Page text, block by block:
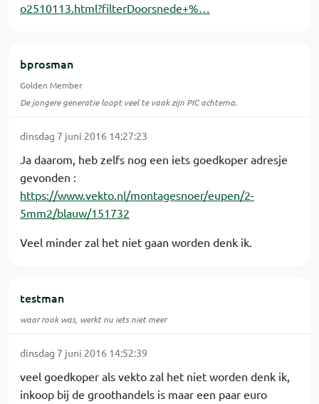
o2510113.html?filterDoorsnede+%…
bprosman
Golden Member
De jongere generatie loopt veel te vaak zijn PIC achterna.
dinsdag 7 juni 2016 14:27:23
Ja daarom, heb zelfs nog een iets goedkoper adresje
gevonden :
https://www.vekto.nl/montagesnoer/eupen/2-
5mm2/blauw/151732
Veel minder zal het niet gaan worden denk ik.
testman
waar rook was, werkt nu iets niet meer
dinsdag 7 juni 2016 14:52:39
veel goedkoper als vekto zal het niet worden denk ik,
inkoop bij de groothandels is maar een paar euro